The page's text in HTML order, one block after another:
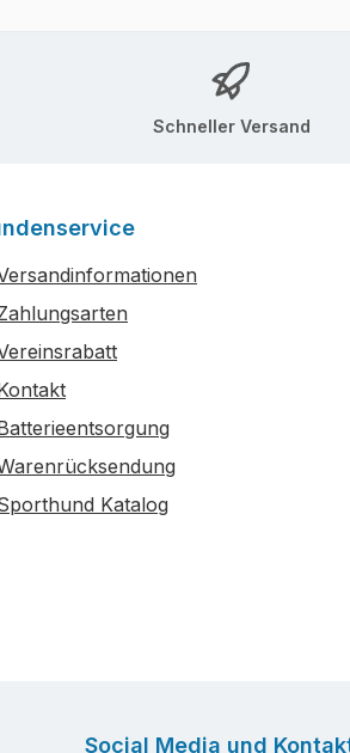
Schneller Versand
Katalog
Social Media und